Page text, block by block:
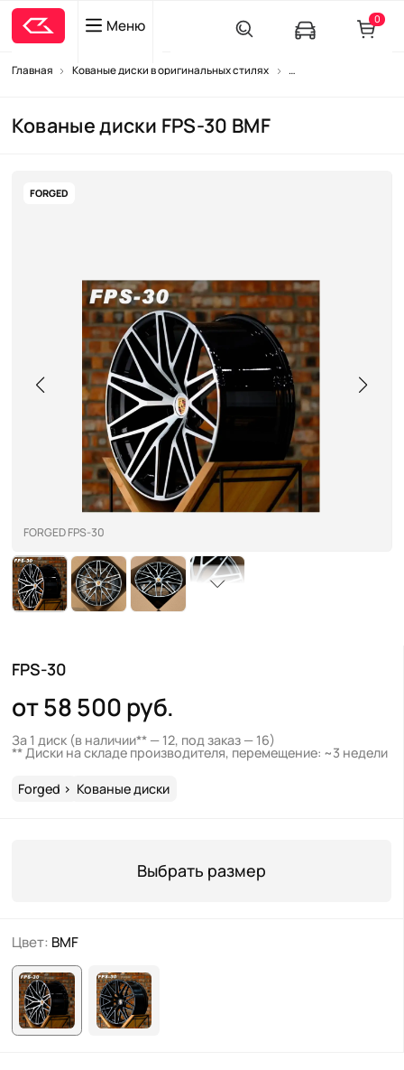
Меню 0
Главная Кованые диски в оригинальных стилях Кованые диски для
Кованые диски FPS-30 BMF
FORGED
FORGED FPS-30
FPS-30
от 58 500 руб.
За 1 диск (в наличии** — 12, под заказ — 16)
** Диски на складе производителя, перемещение: ~3 недели
Forged > Кованые диски
Выбрать размер
Цвет: BMF